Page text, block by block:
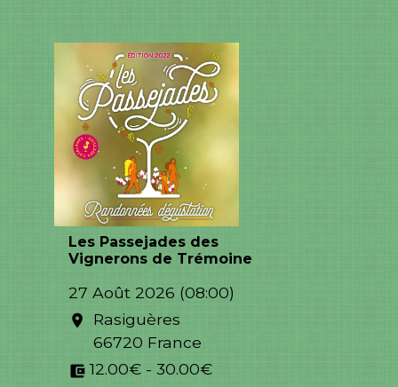
Les Passejades des
Vignerons de Trémoine
27 Août 2026 (08:00)
location_on
Rasiguères
66720 France
account_balance_wallet 12.00€ - 30.00€